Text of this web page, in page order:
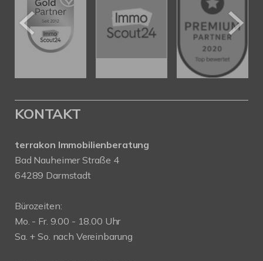
KONTAKT
terrakon Immobilienberatung
Bad Nauheimer Straße 4
64289 Darmstadt
Bürozeiten:
Mo. - Fr. 9.00 - 18.00 Uhr
Sa. + So. nach Vereinbarung